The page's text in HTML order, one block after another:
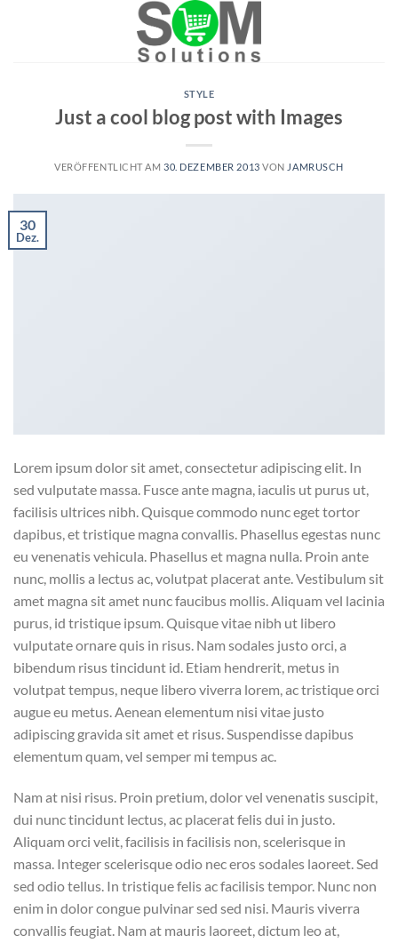
STYLE
Just a cool blog post with Images
VERÖFFENTLICHT AM 30. DEZEMBER 2013 VON JAMRUSCH
30
Dez.
Lorem ipsum dolor sit amet, consectetur adipiscing elit. In
sed vulputate massa. Fusce ante magna, iaculis ut purus ut,
facilisis ultrices nibh. Quisque commodo nunc eget tortor
dapibus, et tristique magna convallis. Phasellus egestas nunc
eu venenatis vehicula. Phasellus et magna nulla. Proin ante
nunc, mollis a lectus ac, volutpat placerat ante. Vestibulum sit
amet magna sit amet nunc faucibus mollis. Aliquam vel lacinia
purus, id tristique ipsum. Quisque vitae nibh ut libero
vulputate ornare quis in risus. Nam sodales justo orci, a
bibendum risus tincidunt id. Etiam hendrerit, metus in
volutpat tempus, neque libero viverra lorem, ac tristique orci
augue eu metus. Aenean elementum nisi vitae justo
adipiscing gravida sit amet et risus. Suspendisse dapibus
elementum quam, vel semper mi tempus ac.
Nam at nisi risus. Proin pretium, dolor vel venenatis suscipit,
dui nunc tincidunt lectus, ac placerat felis dui in justo.
Aliquam orci velit, facilisis in facilisis non, scelerisque in
massa. Integer scelerisque odio nec eros sodales laoreet. Sed
sed odio tellus. In tristique felis ac facilisis tempor. Nunc non
enim in dolor congue pulvinar sed sed nisi. Mauris viverra
convallis feugiat. Nam at mauris laoreet, dictum leo at,